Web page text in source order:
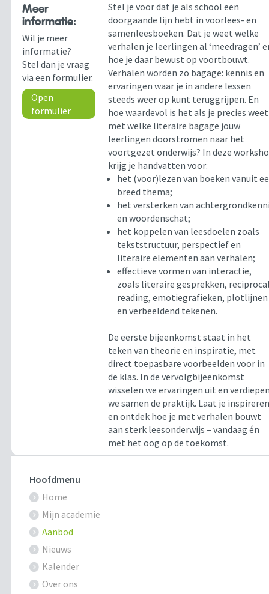
Meer
informatie:
Wil je meer
informatie?
Stel dan je vraag
via een formulier.
Open
formulier
Stel je voor dat je als school een
doorgaande lijn hebt in voorlees- en
samenleesboeken. Dat je weet welke
verhalen je leerlingen al ‘meedragen’
hoe je daar bewust op voortbouwt.
Verhalen worden zo bagage: kennis en
ervaringen waar je in andere lessen
steeds weer op kunt teruggrijpen. En
hoe waardevol is het als je precies weet
met welke literaire bagage jouw
leerlingen doorstromen naar het
voortgezet onderwijs? In deze
krijg je handvatten voor:
het (voor)lezen van boeken vanuit
breed thema;
het versterken van
en woordenschat;
het koppelen van leesdoelen zoals
tekststructuur, perspectief en
literaire elementen aan verhalen;
effectieve vormen van interactie,
zoals literaire gesprekken,
reading, emotiegrafieken, plotlijnen
en verbeeldend tekenen.
De eerste bijeenkomst staat in het
teken van theorie en inspiratie, met
direct toepasbare voorbeelden voor in
de klas. In de vervolgbijeenkomst
wisselen we ervaringen uit en
we samen de praktijk. Laat je
en ontdek hoe je met verhalen bouwt
aan sterk leesonderwijs – vandaag én
met het oog op de toekomst.
Hoofdmenu
Home
Mijn academie
Aanbod
Nieuws
Kalender
Over ons